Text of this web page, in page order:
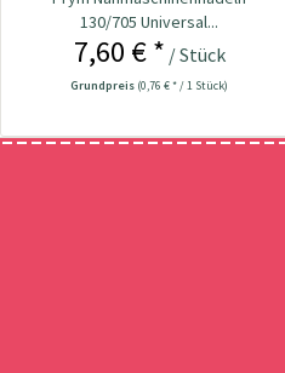
130/705 Universal...
7,60 € * / Stück
Grundpreis (0,76 € * / 1 Stück)